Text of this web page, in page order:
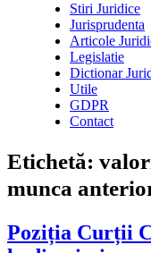
Stiri Juridice
Jurisprudenta
Articole
Legislatie
Dictionar
Utile
GDPR
Contact
Etichetă:
munca
Poziția Curții